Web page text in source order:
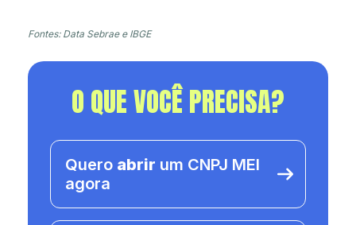
Fontes: Data Sebrae e IBGE
O QUE VOCÊ PRECISA?
Quero abrir um CNPJ MEI
agora